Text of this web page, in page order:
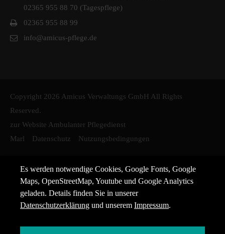
02365 955 88 70 (Tagespflege)
02365 955 88 99
info@amicus-pflege.de
Copyright 2026 Amicus Verwaltungs GmbH All Rights
Reserved.
zur Website Ambulanter Pflegedienst
Marl
Datenschutz Nutzungsbedingungen
Es werden notwendige Cookies, Google Fonts, Google
Maps, OpenStreetMap, Youtube und Google Analytics
geladen. Details finden Sie in unserer
Datenschutzerklärung und unseremImpressum.